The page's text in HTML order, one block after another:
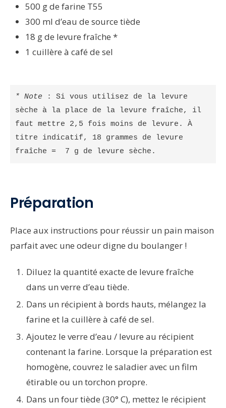
500 g de farine T55
300 ml d’eau de source tiède
18 g de levure fraîche *
1 cuillère à café de sel
* Note : Si vous utilisez de la levure
sèche à la place de la levure fraîche, il
faut mettre 2,5 fois moins de levure. À
titre indicatif, 18 grammes de levure
fraîche =  7 g de levure sèche.
Préparation
Place aux instructions pour réussir un pain maison
parfait avec une odeur digne du boulanger !
Diluez la quantité exacte de levure fraîche
dans un verre d’eau tiède.
Dans un récipient à bords hauts, mélangez la
farine et la cuillère à café de sel.
Ajoutez le verre d’eau / levure au récipient
contenant la farine. Lorsque la préparation est
homogène, couvrez le saladier avec un film
étirable ou un torchon propre.
Dans un four tiède (30° C), mettez le récipient